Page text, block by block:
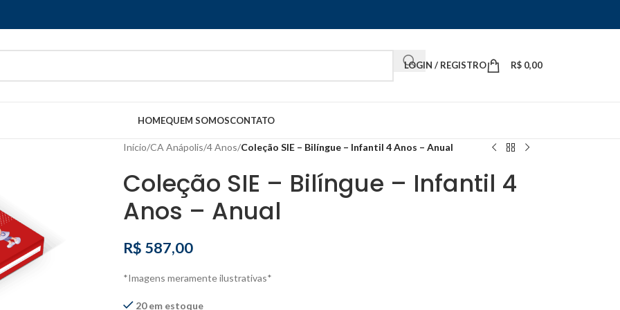
LOGIN / REGISTRO R$ 0,00
HOMEQUEM SOMOSCONTATO
Início/CA Anápolis/4 Anos/Coleção SIE – Bilíngue – Infantil 4 Anos – Anual
Coleção SIE – Bilíngue – Infantil 4
Anos – Anual
R$ 587,00
*Imagens meramente ilustrativas*
20 em estoque